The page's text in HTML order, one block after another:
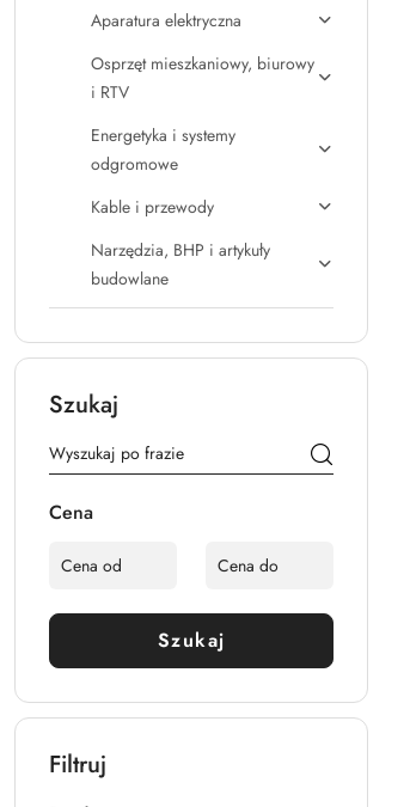
Aparatura elektryczna
Osprzęt mieszkaniowy, biurowy
i RTV
Energetyka i systemy
odgromowe
Kable i przewody
Narzędzia, BHP i artykuły
budowlane
Szukaj
Cena
Szukaj
Filtruj